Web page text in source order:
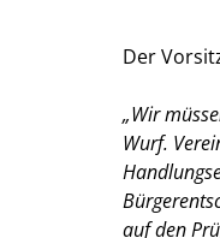
Der
Wir
Wurf.
auf den